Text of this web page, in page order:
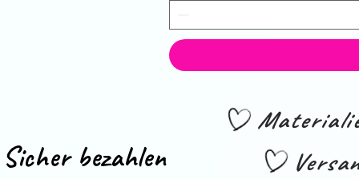
Sicher bezahlen